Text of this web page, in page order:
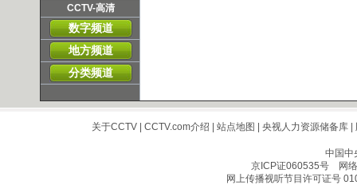
频道主页 直播 点播
CCTV-高清
频道主页 直播 点播
数字频道
地方频道
分类频道
关于CCTV| CCTV.com介绍 | 站点地图 | 央视人力资源储备库|
中国中
京ICP证060535号网络
网上传播视听节目许可证号